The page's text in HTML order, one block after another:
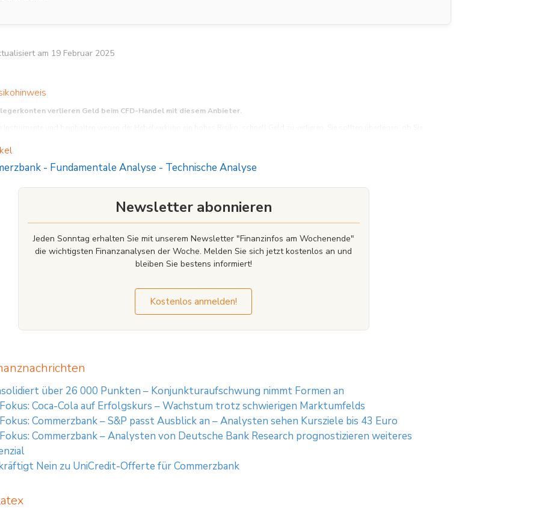
am 19 Februar 2025
verlieren Geld beim CFD-Handel mit diesem Anbieter.
- Fundamentale Analyse - Technische Analyse
Newsletter abonnieren
Jeden Sonntag erhalten Sie mit unserem Newsletter "Finanzinfos am Wochenende"
die wichtigsten Finanzanalysen der Woche. Melden Sie sich jetzt kostenlos an und
bleiben Sie bestens informiert!
Kostenlos anmelden!
über 26 000 Punkten – Konjunkturaufschwung nimmt Formen an
Coca-Cola auf Erfolgskurs – Wachstum trotz schwierigen Marktumfelds
Commerzbank – S&P passt Ausblick an – Analysten sehen Kursziele bis 43 Euro
Commerzbank – Analysten von Deutsche Bank Research prognostizieren weiteres
Nein zu UniCredit-Offerte für Commerzbank